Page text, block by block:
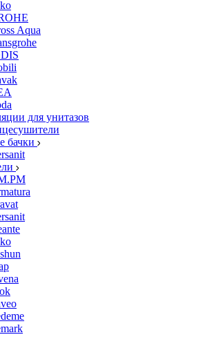
Aqua
для унитазов
бачки